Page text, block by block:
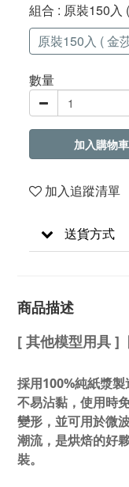
組合 : 原裝150入
原裝150入 ( 金
數量
加入購物車
加入追蹤清單
送貨方式
商品描述
[ 其他模型用具 ]
採用100%純紙漿
不易沾黏，使用時
變形，並可用於微
潮流，是烘焙的好
裝。